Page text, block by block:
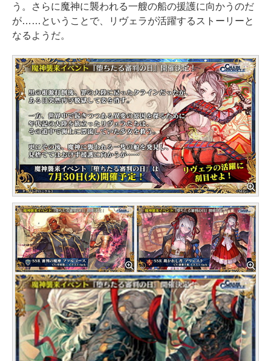
う。さらに魔神に襲われる一艘の船の援護に向かうのだ
が……ということで、リヴェラが活躍するストーリーと
なるようだ。